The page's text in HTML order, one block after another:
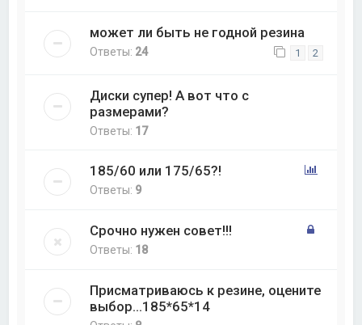
может ли быть не годной резина
Ответы: 24 1 2
Диски супер! А вот что с
размерами?
Ответы: 17
185/60 или 175/65?!
Ответы: 9
Срочно нужен совет!!!
Ответы: 18
Присматриваюсь к резине, оцените
выбор...185*65*14